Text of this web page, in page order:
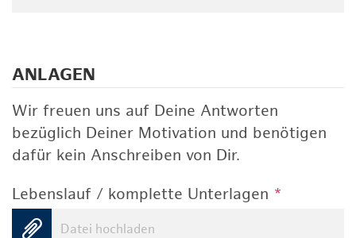
ANLAGEN
Wir freuen uns auf Deine Antworten
bezüglich Deiner Motivation und benötigen
dafür kein Anschreiben von Dir.
Lebenslauf / komplette Unterlagen *
Datei hochladen